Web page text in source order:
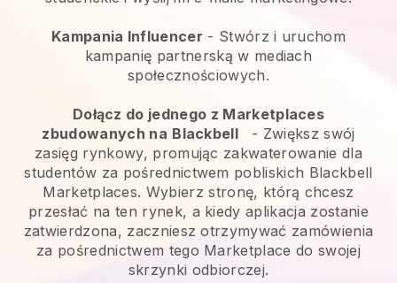
Kampania Influencer - Stwórz i uruchom
kampanię partnerską w mediach
społecznościowych.
Dołącz do jednego z Marketplaces
zbudowanych na Blackbell - Zwiększ swój
zasięg rynkowy, promując zakwaterowanie dla
studentów za pośrednictwem pobliskich Blackbell
Marketplaces. Wybierz stronę, którą chcesz
przesłać na ten rynek, a kiedy aplikacja zostanie
zatwierdzona, zaczniesz otrzymywać zamówienia
za pośrednictwem tego Marketplace do swojej
skrzynki odbiorczej.